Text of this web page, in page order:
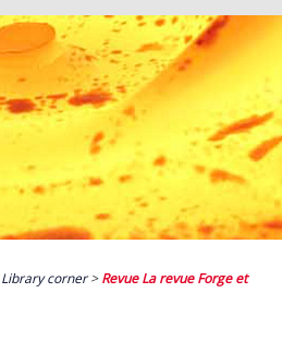
Library corner>Revue La revue Forge et